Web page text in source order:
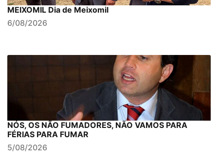
MEIXOMIL Dia de Meixomil
6/08/2026
NÓS, OS NÃO FUMADORES, NÃO VAMOS PARA
FÉRIAS PARA FUMAR
5/08/2026